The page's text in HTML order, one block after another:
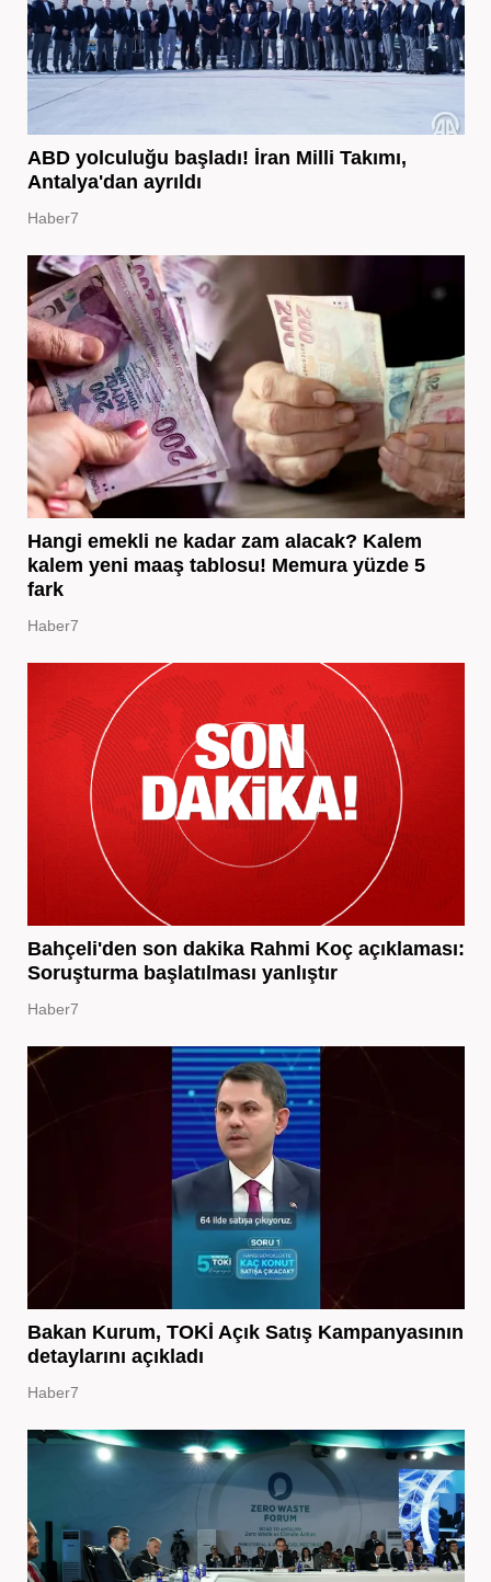
ABD yolculuğu başladı! İran Milli Takımı,
Antalya'dan ayrıldı
Haber7
Hangi emekli ne kadar zam alacak? Kalem
kalem yeni maaş tablosu! Memura yüzde 5
fark
Haber7
Bahçeli'den son dakika Rahmi Koç açıklaması:
Soruşturma başlatılması yanlıştır
Haber7
Bakan Kurum, TOKİ Açık Satış Kampanyasının
detaylarını açıkladı
Haber7